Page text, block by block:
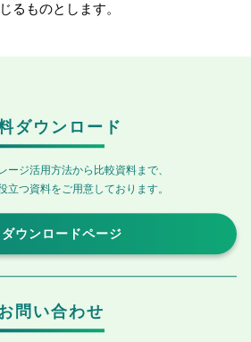
るものとします。
ダウンロード
ージ活用方法から比較資料まで、
立つ資料をご用意しております。
ダウンロードページ
問い合わせ